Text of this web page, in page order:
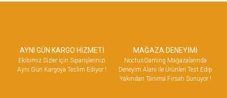
AYNI GÜN KARGO HİZMETİ
Ekibimiz Sizler İçin Siparişlerinizi
Aynı Gün Kargoya Teslim Ediyor !
MAĞAZA DENEYİMİ
NoctusGaming Mağazalarında
Deneyim Alanı ile Ürünleri Test Edip
Yakından Tanıma Fırsatı Sunuyor !